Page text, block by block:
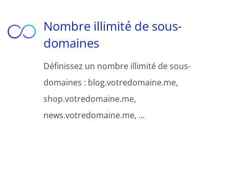
Nombre illimité de sous-
domaines
Définissez un nombre illimité de sous-
domaines : blog.votredomaine.me,
shop.votredomaine.me,
news.votredomaine.me, ...